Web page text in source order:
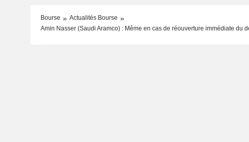
Bourse
Actualités Bourse
Amin Nasser (Saudi Aramco) : Même en cas de réouverture immédiate du